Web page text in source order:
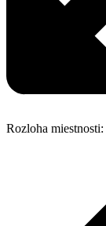
Rozloha miestnosti: